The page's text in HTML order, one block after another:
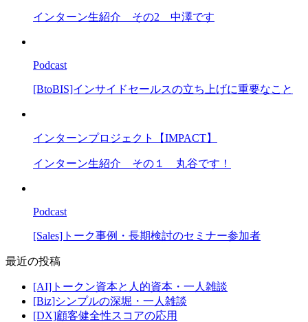
インターン生紹介 その2 中澤です
Podcast
[BtoBIS]インサイドセールスの立ち上げに重要なこと
インターンプロジェクト【IMPACT】
インターン生紹介 その１ 丸谷です！
Podcast
[Sales]トーク事例・長期検討のセミナー参加者
最近の投稿
[AI]トークン資本と人的資本・一人雑談
[Biz]シンプルの深堀・一人雑談
[DX]顧客健全性スコアの応用